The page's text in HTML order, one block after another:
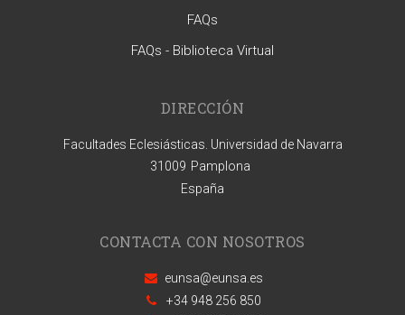
FAQs
FAQs - Biblioteca Virtual
DIRECCIÓN
Facultades Eclesiásticas. Universidad de Navarra
31009 Pamplona
España
CONTACTA CON NOSOTROS
eunsa@eunsa.es
+34 948 256 850